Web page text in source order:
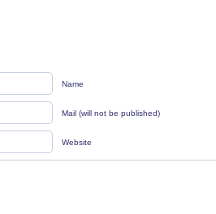
Name
Mail (will not be published)
Website